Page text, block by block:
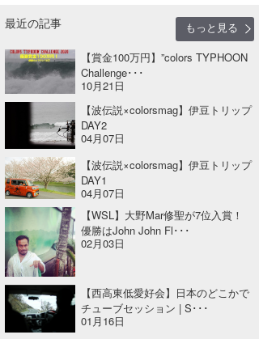
最近の記事
もっと見る
【賞⾦100万円】”colors TYPHOON
Challenge･･･
10月21日
【波伝説×colorsmag】伊豆トリップ
DAY2
04月07日
【波伝説×colorsmag】伊豆トリップ
DAY1
04月07日
【WSL】大野Mar修聖が7位入賞！
優勝はJohn John Fl･･･
02月03日
【西高東低愛好会】日本のどこかで
チューブセッション | S･･･
01月16日